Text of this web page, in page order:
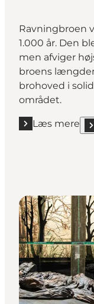
Ravningbroen
1.000 år. Den
men afviger
broens
brohoved i
området.
Læs mere
Læs mere